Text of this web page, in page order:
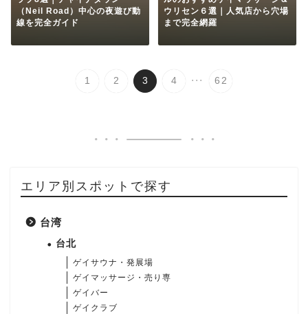
（Neil Road）中心の夜遊び動
線を完全ガイド
ウリセン６選｜人気店から穴場
まで完全網羅
1 2 3 4 ... 62
エリア別スポットで探す
台湾
台北
ゲイサウナ・発展場
ゲイマッサージ・売り専
ゲイバー
ゲイクラブ